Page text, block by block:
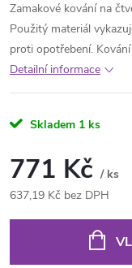
Zamakové kování na
Použitý materiál
proti opotřebení.
Detailní informace
Skladem 1 ks
771 Kč / ks
637,19 Kč bez DPH